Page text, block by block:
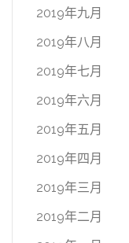
2019年九月
2019年八月
2019年七月
2019年六月
2019年五月
2019年四月
2019年三月
2019年二月